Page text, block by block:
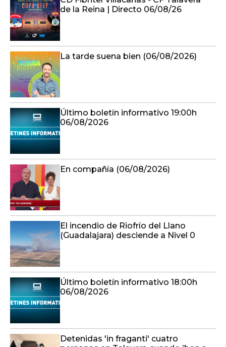
La tarde suena bien (06/08/2026)
Último boletín informativo 19:00h
En compañía (06/08/2026)
El incendio de Riofrío del Llano
Último boletín informativo 18:00h
06/08/2026
Detenidas 'in fraganti' cuatro
personas en Talavera cuando iban a
Último boletín informativo 17:00h